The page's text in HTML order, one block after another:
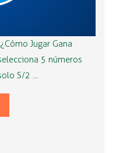
Jugar Gana
5 números
S/2 …